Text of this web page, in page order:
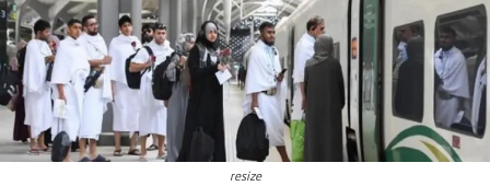
resize